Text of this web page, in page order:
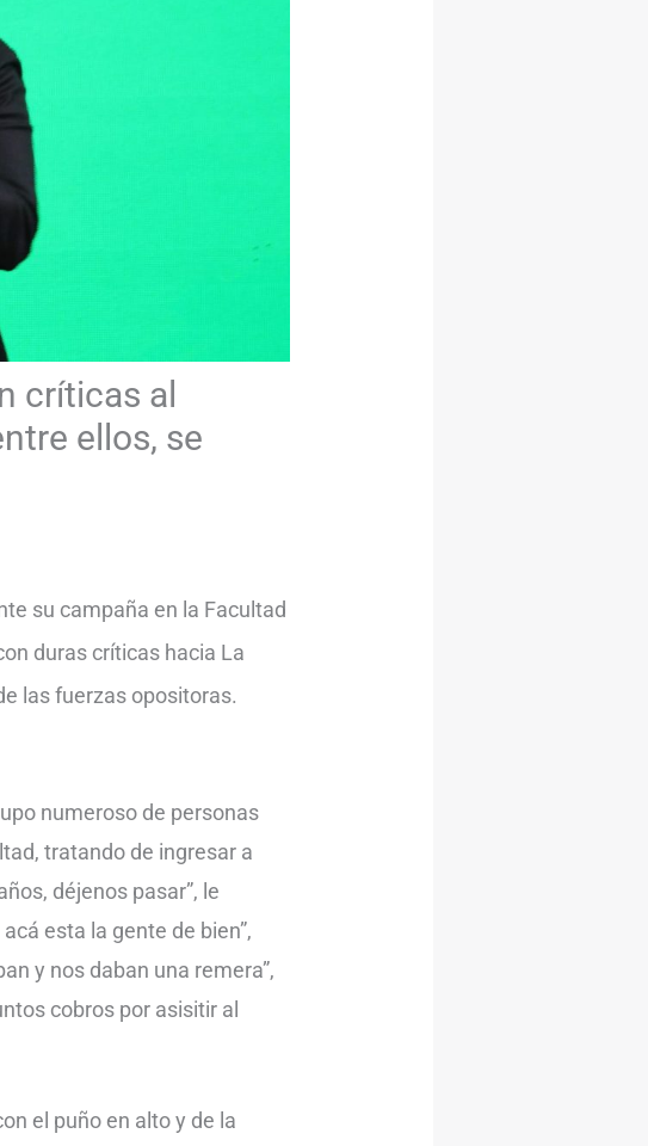
críticas al
ellos, se
su campaña en la Facultad
duras críticas hacia La
las fuerzas opositoras.
numeroso de personas
tratando de ingresar a
déjenos pasar”, le
esta la gente de bien”,
y nos daban una remera”,
cobros por asisitir al
el puño en alto y de la